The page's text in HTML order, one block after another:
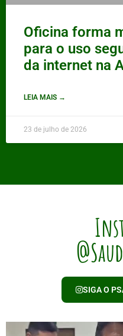
Oficina forma
para o uso
da internet na
LEIA MAIS →
23 de julho de 2026
SIGA O